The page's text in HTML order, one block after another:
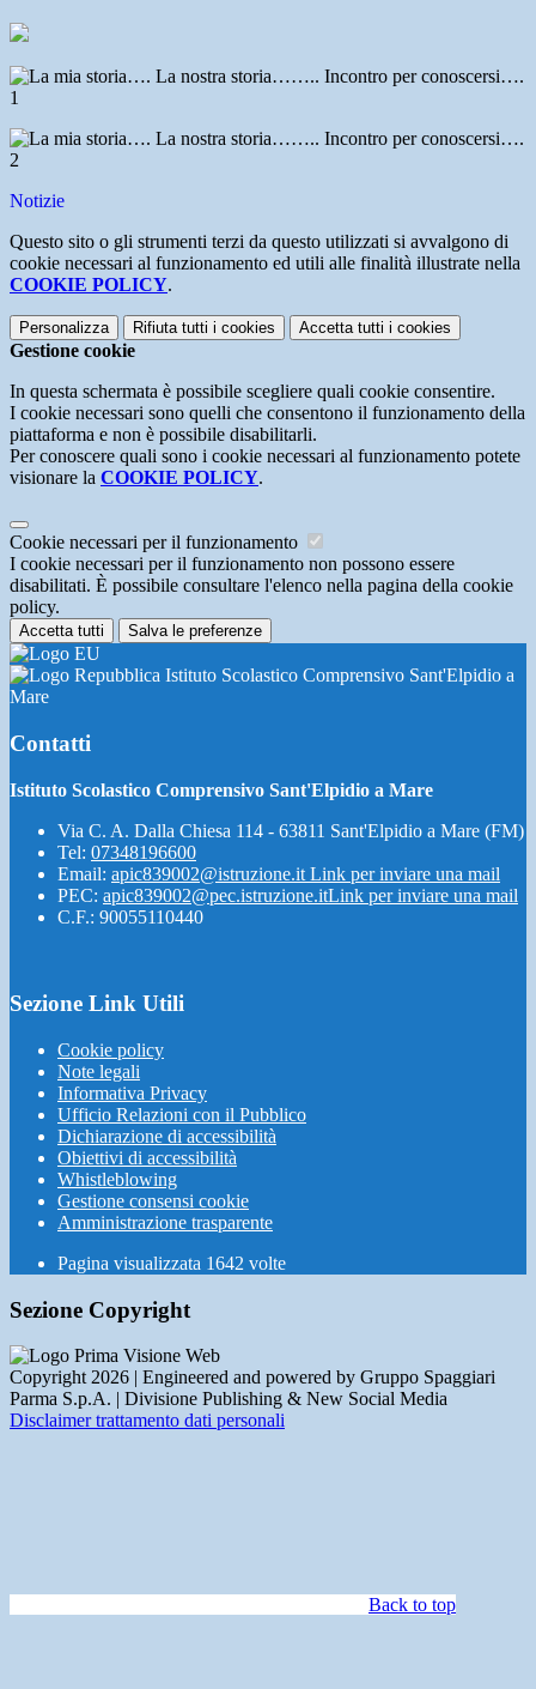
Notizie
Questo sito o gli strumenti terzi da questo utilizzati si avvalgono di
cookie necessari al funzionamento ed utili alle finalità illustrate nella
COOKIE POLICY.
Personalizza Rifiuta tutti i cookies Accetta tutti i cookies
Gestione cookie
In questa schermata è possibile scegliere quali cookie consentire.
I cookie necessari sono quelli che consentono il funzionamento della
piattaforma e non è possibile disabilitarli.
Per conoscere quali sono i cookie necessari al funzionamento potete
visionare la COOKIE POLICY.
Cookie necessari per il funzionamento
I cookie necessari per il funzionamento non possono essere
disabilitati. È possibile consultare l'elenco nella pagina della cookie
policy.
Accetta tutti Salva le preferenze
Istituto Scolastico Comprensivo Sant'Elpidio a
Mare
Contatti
Istituto Scolastico Comprensivo Sant'Elpidio a Mare
Via C. A. Dalla Chiesa 114 - 63811 Sant'Elpidio a Mare (FM)
Tel: 07348196600
Email: apic839002@istruzione.it Link per inviare una mail
PEC: apic839002@pec.istruzione.itLink per inviare una mail
C.F.: 90055110440
Sezione Link Utili
Cookie policy
Note legali
Informativa Privacy
Ufficio Relazioni con il Pubblico
Dichiarazione di accessibilità
Obiettivi di accessibilità
Whistleblowing
Gestione consensi cookie
Amministrazione trasparente
Pagina visualizzata 1642 volte
Sezione Copyright
Copyright 2026 | Engineered and powered by Gruppo Spaggiari
Parma S.p.A. | Divisione Publishing & New Social Media
Disclaimer trattamento dati personali
Back to top